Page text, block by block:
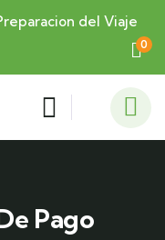
del Viaje
0
Pago